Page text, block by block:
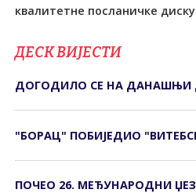
квалитетне посланичке
ДЕСК ВИЈЕСТИ
ДОГОДИЛО СЕ НА ДАНАШЊИ
"БОРАЦ" ПОБИЈЕДИО
ПОЧЕО 26. МЕЂУНАРОДНИ